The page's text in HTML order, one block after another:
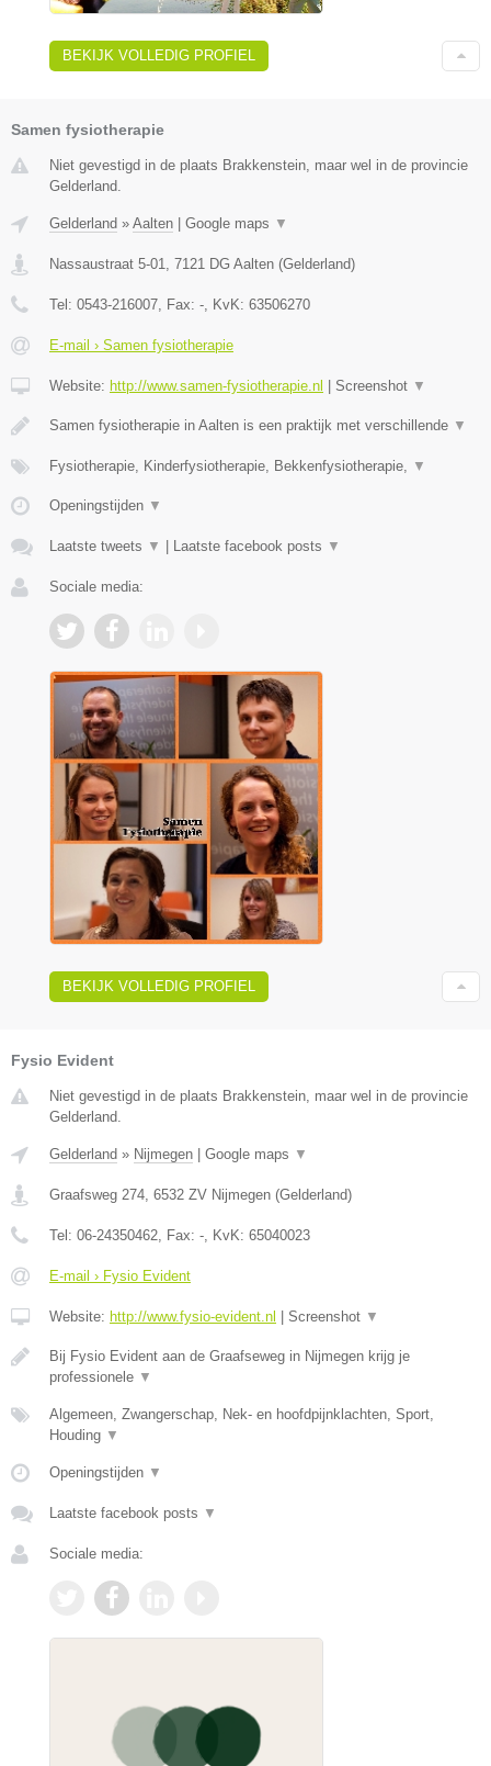
BEKIJK VOLLEDIG PROFIEL
Samen fysiotherapie
Niet gevestigd in de plaats Brakkenstein, maar wel in de provincie
Gelderland.
Gelderland » Aalten Google maps ▼
Nassaustraat 5-01 7121 DG Aalten (Gelderland)
Tel: 0543-216007 , Fax: - , KvK: 63506270
E-mail › Samen fysiotherapie
Website: http://www.samen-fysiotherapie.nl Screenshot ▼
Samen fysiotherapie in Aalten is een praktijk met verschillende ▼
Fysiotherapie, Kinderfysiotherapie, Bekkenfysiotherapie, ▼
Openingstijden ▼
Laatste tweets ▼ Laatste facebook posts ▼
Sociale media:
BEKIJK VOLLEDIG PROFIEL
Fysio Evident
Niet gevestigd in de plaats Brakkenstein, maar wel in de provincie
Gelderland.
Gelderland » Nijmegen Google maps ▼
Graafsweg 274 6532 ZV Nijmegen (Gelderland)
Tel: 06-24350462 , Fax: - , KvK: 65040023
E-mail › Fysio Evident
Website: http://www.fysio-evident.nl Screenshot ▼
Bij Fysio Evident aan de Graafseweg in Nijmegen krijg je
professionele ▼
Algemeen, Zwangerschap, Nek- en hoofdpijnklachten, Sport,
Houding ▼
Openingstijden ▼
Laatste facebook posts ▼
Sociale media: